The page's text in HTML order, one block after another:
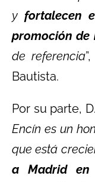
y fortalecen
promoción de
de referencia
Bautista.
Por su parte,
Encín es un
que está
a Madrid